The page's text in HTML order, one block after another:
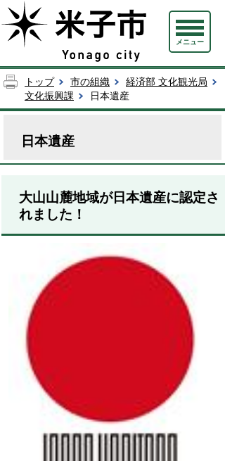
メニュー
トップ 市の組織
経済部 文化観光局
文化振興課
日本遺産
日本遺産
大山山麓地域が日本遺産に認定さ
れました！